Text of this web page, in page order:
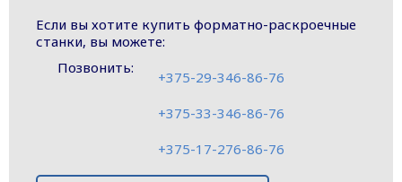
Если вы хотите купить форматно-раскроечные
станки, вы можете:
Позвонить:
+375-29-346-86-76
+375-33-346-86-76
+375-17-276-86-76